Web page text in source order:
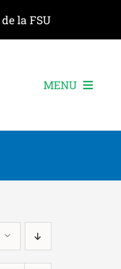
de la FSU
MENU